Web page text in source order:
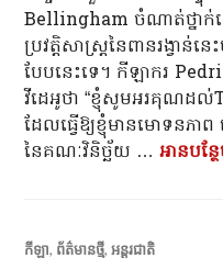
Bellingham ចំណាត់ថ្នា
ប្រវត្តិសាស្ត្រនៃពានរង្វាន់
បែបនេះទេ។ កីឡាករ
វីដេអូថា “ខ្ញុំសូមអរគុណដល់
ដែលធ្វើឱ្យខ្ញុំមានមោទន
នៃគណៈវិនិច្ឆ័យ …អាន​បន្ថ
កីឡា, ព័ត៌មានថ្មី,អន្តរជាតិ